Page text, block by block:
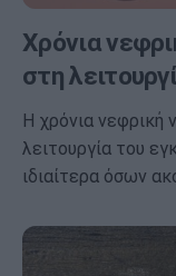
Χρόνια
στη
Η χρόνια νεφρική
λειτουργία του
ιδιαίτερα όσων